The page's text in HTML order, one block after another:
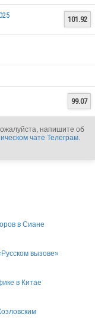
101.92
99.07
напишите об
чате Телеграм.
в Сиане
вызове»
в Китае